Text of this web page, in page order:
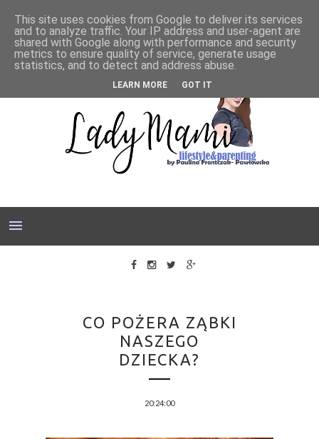
CO POŻERA ZĄBKI
NASZEGO
DZIECKA?
20:24:00
This site uses cookies from Google to deliver its services
and to analyze traffic. Your IP address and user-agent are
shared with Google along with performance and security
metrics to ensure quality of service, generate usage
statistics, and to detect and address abuse.
LEARN MORE GOT IT